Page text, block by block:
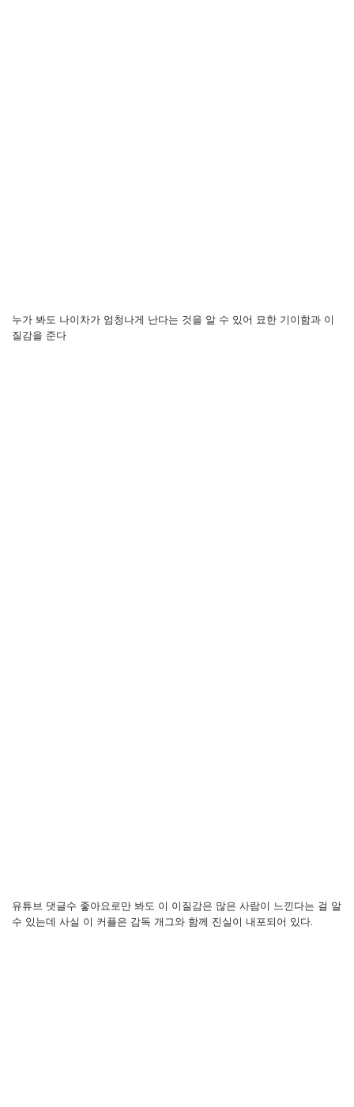
누가 봐도 나이차가 엄청나게 난다는 것을 알 수 있어 묘한 기이함과 이
질감을 준다
유튜브 댓글수 좋아요로만 봐도 이 이질감은 많은 사람이 느낀다는 걸 알
수 있는데 사실 이 커플은 감독 개그와 함께 진실이 내포되어 있다.